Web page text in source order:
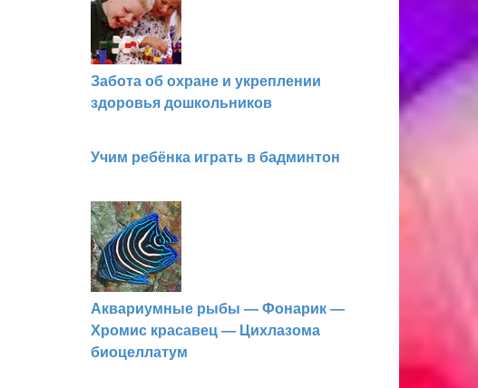
Забота об охране и укреплении
здоровья дошкольников
Учим ребёнка играть в бадминтон
Аквариумные рыбы — Фонарик —
Хромис красавец — Цихлазома
биоцеллатум